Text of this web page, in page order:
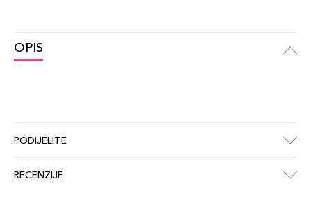
OPIS
PODIJELITE
RECENZIJE